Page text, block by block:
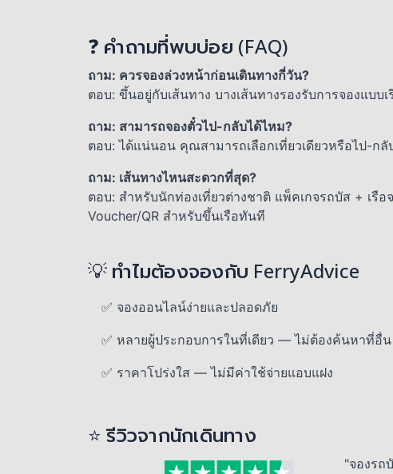
❓ คำถามที่พบบ่อย (FAQ)
ถาม: ควรจองล่วงหน้าก่อนเดินทางกี่วัน?
ตอบ: ขึ้นอยู่กับเส้นทาง บางเส้นทางรองรับการจองแบ
ถาม: สามารถจองตั๋วไป-กลับได้ไหม?
ตอบ: ได้แน่นอน คุณสามารถเลือกเที่ยวเดียวหรือไป-ก
ถาม: เส้นทางไหนสะดวกที่สุด?
ตอบ: สำหรับนักท่องเที่ยวต่างชาติ แพ็คเกจรถบัส + เรื
Voucher/QR สำหรับขึ้นเรือทันที
💡 ทำไมต้องจองกับ FerryAdvice
✅ จองออนไลน์ง่ายและปลอดภัย
✅ หลายผู้ประกอบการในที่เดียว — ไม่ต้องค้นหาที่อื่
✅ ราคาโปร่งใส — ไม่มีค่าใช้จ่ายแอบแฝง
⭐ รีวิวจากนักเดินทาง
"จองรถ